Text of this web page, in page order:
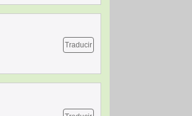
Traducir